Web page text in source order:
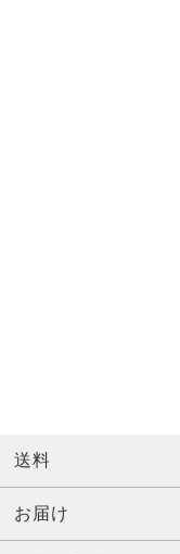
送料
お届け